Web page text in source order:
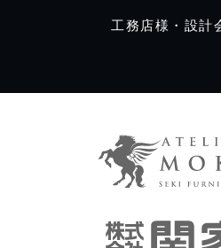
工務店様・設計